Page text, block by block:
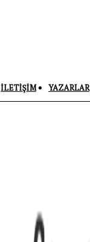
İLETIŞIM YAZARLAR